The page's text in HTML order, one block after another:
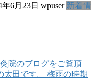
年6月23日 wpuser 新着情
院のブログをご覧頂
太田です。 梅雨の時期